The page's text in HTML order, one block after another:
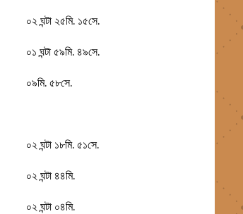
০২ ঘন্টা ২৫মি. ১৫সে.
০১ ঘন্টা ৫৯মি. ৪৯সে.
০৯মি. ৫৮সে.
০২ ঘন্টা ১৮মি. ৫১সে.
০২ ঘন্টা ৪৪মি.
০২ ঘন্টা ০৪মি.